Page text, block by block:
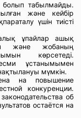
болып табылмайды.
және кейбір
үшін тиісті
ұпайлар ашық
және жобаның
көрсетеді.
ұстанымымен
мүмкін.
на повышение
конкуренции.
об
остаётся на